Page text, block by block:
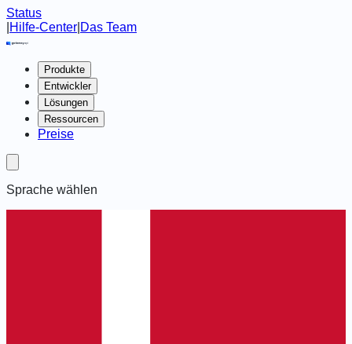
Status
Hilfe-Center Das Team
Produkte
Entwickler
Lösungen
Ressourcen
Preise
Sprache wählen